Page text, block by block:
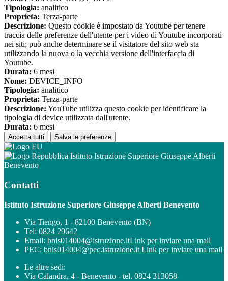
Tipologia: analitico
Proprieta: Terza-parte
Descrizione: Questo cookie è impostato da Youtube per tenere
traccia delle preferenze dell'utente per i video di Youtube incorporati
nei siti; può anche determinare se il visitatore del sito web sta
utilizzando la nuova o la vecchia versione dell'interfaccia di
Youtube.
Durata: 6 mesi
Nome: DEVICE_INFO
Tipologia: analitico
Proprieta: Terza-parte
Descrizione: YouTube utilizza questo cookie per identificare la
tipologia di device utilizzata dall'utente.
Durata: 6 mesi
Accetta tutti Salva le preferenze
Istituto Istruzione Superiore Giuseppe Alberti
Benevento
Contatti
Istituto Istruzione Superiore Giuseppe Alberti Benevento
Via Tiengo, 1 - 82100 Benevento (BN)
Tel: 0824 29642
Email: bnis014004@istruzione.itLink per inviare una mail
PEC: bnis014004@pec.istruzione.it Link per inviare una mail
Le altre sedi:
Via Calandra, 4 - Benevento - tel. 0824 313058